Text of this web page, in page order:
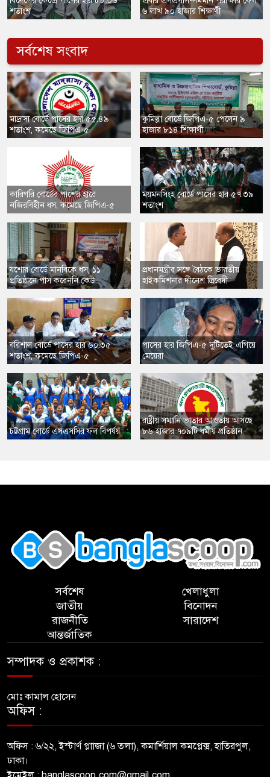
শতাংশ
৬ লাখ ৯০ হাজার শিক্ষার্থী
সর্বশেষ সংবাদ
মাদ্রাসা বোর্ডে পাসের হার ৫৫.৪৯
শতাংশ, কমেছে জিপিএ-৫
কারিগরি বোর্ডের পাশের হারে
নজিরবিহীন ধস, কমেছে জিপিএ-৫
যশোর বোর্ডে মানবিকে ধস, ১১
প্রতিষ্ঠানে পাস করেননি কেউ
বরিশাল বোর্ডে পাসের হার ৬০.৩৫
শতাংশ, কমেছে জিপিএ-৫
চট্টগ্রাম বোর্ডে এসএসসির ফল বিপর্যয়
কুমিল্লা বোর্ডে জিপিএ-৫ পেলেন ৯
হাজার ৮১৪ শিক্ষার্থী
ময়মনসিংহ বোর্ডে পাসের হার ৫৭.৩৯
শতাংশ
প্রধানমন্ত্রীর সঙ্গে বৈঠকে ভারতীয়
হাইকমিশনার দীনেশ ত্রিবেদী
পাসের হার জিপিএ-৫ দুটিতেই এগিয়ে
মেয়েরা
রাষ্ট্রীয় সম্মানি ভাতার আওতায় আসছে
৮৬ হাজার ৭০৯টি ধর্মীয় প্রতিষ্ঠান
সর্বশেষ
জাতীয়
রাজনীতি
আন্তর্জাতিক
খেলাধুলা
বিনোদন
সারাদেশ
সম্পাদক ও প্রকাশক :
মোঃ কামাল হোসেন
অফিস :
অফিস : ৬/২২, ইস্টার্ণ প্লাাজা (৬ তলা), কমার্শিয়াল কমপ্লেক্স, হাতিরপুল,
ঢাকা।